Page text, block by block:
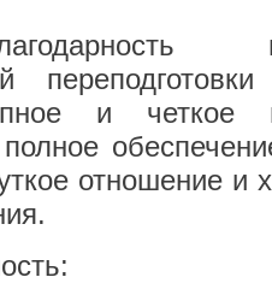
и четкое
отношение и